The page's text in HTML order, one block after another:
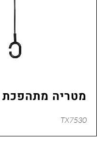
מטריה
TX7530